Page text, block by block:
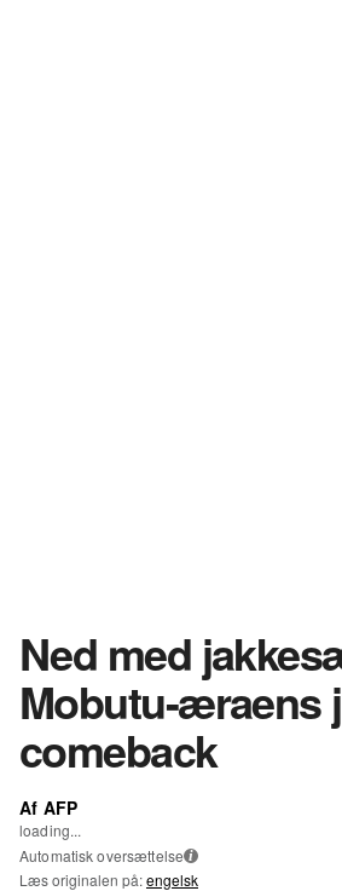
Ned med
Mobutu-æraens
comeback
Af AFP
loading...
Automatisk oversættelse i
Læs originalen på:engelsk